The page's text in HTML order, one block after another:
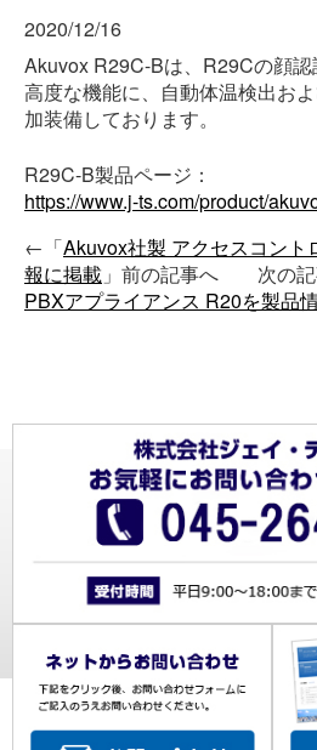
2020/12/16
Akuvox R29C-Bは、R29Cの顔
高度な機能に、自動体温検出お
加装備しております。
R29C-B製品ページ：
https://www.j-ts.com/product/
←「Akuvox社製 アクセスコン
報に掲載 」前の記事へ 次の記
PBXアプライアンス R20を製品